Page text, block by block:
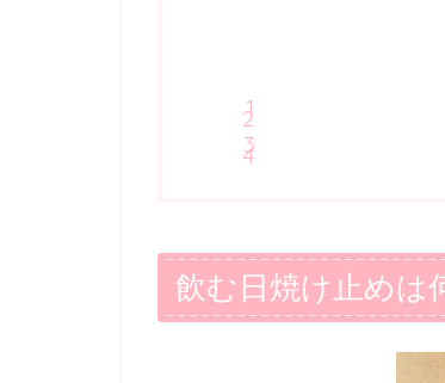
飲む日焼け止めは